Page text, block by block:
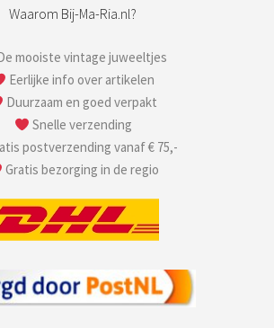
Waarom Bij-Ma-Ria.nl?
mooiste vintage juweeltjes
Eerlijke info over artikelen
Duurzaam en goed verpakt
Snelle verzending
postverzending vanaf € 75,-
Gratis bezorging in de regio